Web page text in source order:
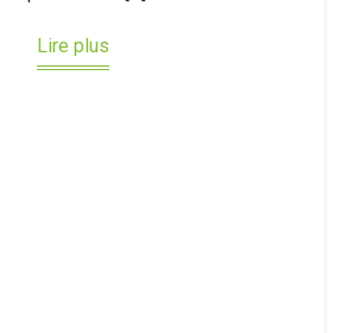
Lire plus